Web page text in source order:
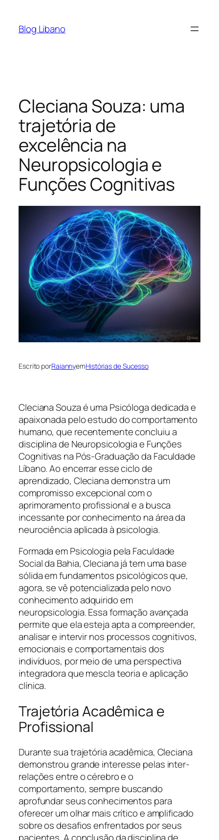
Blog Libano
Cleciana Souza: uma
trajetória de
excelência na
Neuropsicologia e
Funções Cognitivas
Escrito porRaiannyemHistórias de Sucesso
Cleciana Souza é uma Psicóloga dedicada e
apaixonada pelo estudo do comportamento
humano, que recentemente concluiu a
disciplina de Neuropsicologia e Funções
Cognitivas na Pós-Graduação da Faculdade
Líbano. Ao encerrar esse ciclo de
aprendizado, Cleciana demonstra um
compromisso excepcional com o
aprimoramento profissional e a busca
incessante por conhecimento na área da
neurociência aplicada à psicologia.
Formada em Psicologia pela Faculdade
Social da Bahia, Cleciana já tem uma base
sólida em fundamentos psicológicos que,
agora, se vê potencializada pelo novo
conhecimento adquirido em
neuropsicologia. Essa formação avançada
permite que ela esteja apta a compreender,
analisar e intervir nos processos cognitivos,
emocionais e comportamentais dos
indivíduos, por meio de uma perspectiva
integradora que mescla teoria e aplicação
clínica.
Trajetória Acadêmica e
Profissional
Durante sua trajetória acadêmica, Cleciana
demonstrou grande interesse pelas inter-
relações entre o cérebro e o
comportamento, sempre buscando
aprofundar seus conhecimentos para
oferecer um olhar mais crítico e amplificado
sobre os desafios enfrentados por seus